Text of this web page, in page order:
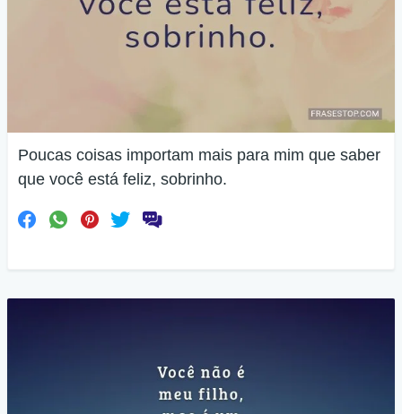
Poucas coisas importam mais para mim que saber
que você está feliz, sobrinho.